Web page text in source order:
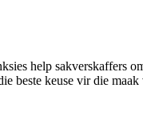
help sakverskaffers
beste keuse vir die